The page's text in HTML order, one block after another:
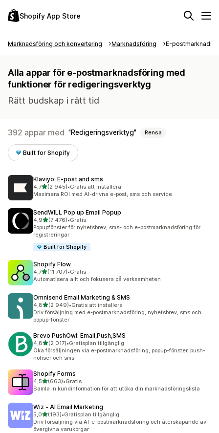
Shopify App Store
Marknadsföring och konvertering Marknadsföring E-
Alla appar för e-postmarknadsföring med
funktioner för redigeringsverktyg
Rätt budskap i rätt tid
392 appar med Redigeringsverktyg Rensa
Built for Shopify
Klaviyo: E‑post and sms
4,7av 5 stjärnor
(2 945)
2945 recensioner totalt
•Gratis att installera
Maximera ROI med AI-drivna e-post, sms och service
SendWILL Pop up Email Popup
4,9av 5 stjärnor
(7 476)
7476 recensioner totalt
•Gratis
Popupfönster för nyhetsbrev, sms- och e-postmarknadsföring för
registreringar
Built for Shopify
Shopify Flow
4,7av 5 stjärnor
(11 707)
11707 recensioner totalt
•Gratis
Automatisera allt och fokusera på verksamheten
Omnisend Email Marketing & SMS
4,8av 5 stjärnor
(2 949)
2949 recensioner totalt
•Gratis att installera
Driv försäljning med e-postmarknadsföring, nyhetsbrev, sms och
popup-fönster
Brevo PushOwl: Email,Push,SMS
4,8av 5 stjärnor
(2 017)
2017 recensioner totalt
•Gratisplan tillgänglig
Öka försäljningen via e-postmarknadsföring, popup-fönster, push-
notiser och sms
Shopify Forms
4,5av 5 stjärnor
(663)
663 recensioner totalt
•Gratis
Samla in kundinformation för att utöka din marknadsföringslista
Wiz ‑ AI Email Marketing
5,0av 5 stjärnor
(193)
193 recensioner totalt
•Gratisplan tillgänglig
Driv försäljning via AI-e-postmarknadsföring och återskapande av
övergivna varukorgar